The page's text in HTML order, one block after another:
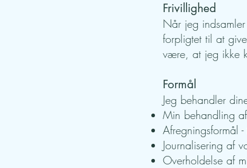
Frivillighed
Når jeg
forpligtet til at
være, at jeg ikke
Formål
Jeg behandler
Min behandling
Afregningsformål
Journalisering af
Overholdelse af